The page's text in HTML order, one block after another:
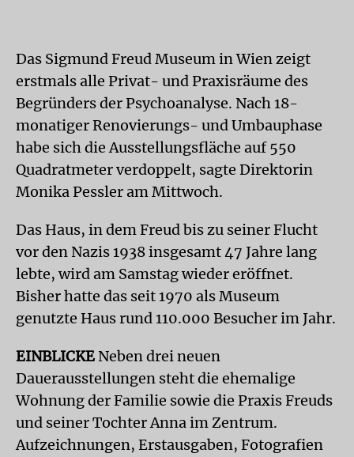
Das Sigmund Freud Museum in Wien zeigt
erstmals alle Privat- und Praxisräume des
Begründers der Psychoanalyse. Nach 18-
monatiger Renovierungs- und Umbauphase
habe sich die Ausstellungsfläche auf 550
Quadratmeter verdoppelt, sagte Direktorin
Monika Pessler am Mittwoch.
Das Haus, in dem Freud bis zu seiner Flucht
vor den Nazis 1938 insgesamt 47 Jahre lang
lebte, wird am Samstag wieder eröffnet.
Bisher hatte das seit 1970 als Museum
genutzte Haus rund 110.000 Besucher im Jahr.
EINBLICKE Neben drei neuen
Dauerausstellungen steht die ehemalige
Wohnung der Familie sowie die Praxis Freuds
und seiner Tochter Anna im Zentrum.
Aufzeichnungen, Erstausgaben, Fotografien